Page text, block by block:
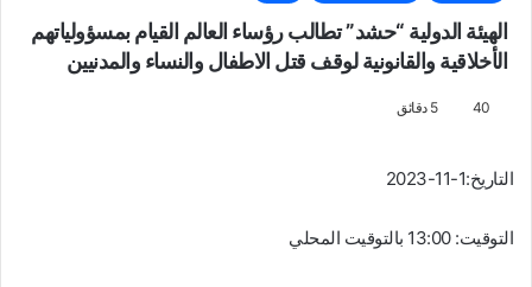
الهيئة الدولية “حشد” تطالب رؤساء العالم القيام بمسؤولياتهم
الأخلاقية والقانونية لوقف قتل الاطفال والنساء والمدنيين
40 5 دقائق
التاريخ:1-11-2023
التوقيت: 13:00 بالتوقيت المحلي